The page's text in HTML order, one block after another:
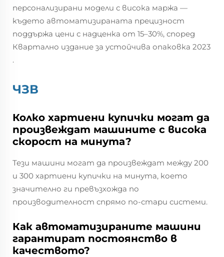
персонализирани модели с висока маржа —
където автоматизираната прецизност
поддържа цени с надценка от 15–30%, според
Квартално издание за устойчива опаковка 2023
.
ЧЗВ
Колко хартиени купички могат да
произвеждат машините с висока
скорост на минута?
Тези машини могат да произвеждат между 200
и 300 хартиени купички на минута, което
значително ги превъзхожда по
производителност спрямо по-стари системи.
Как автоматизираните машини
гарантират постоянство в
качеството?